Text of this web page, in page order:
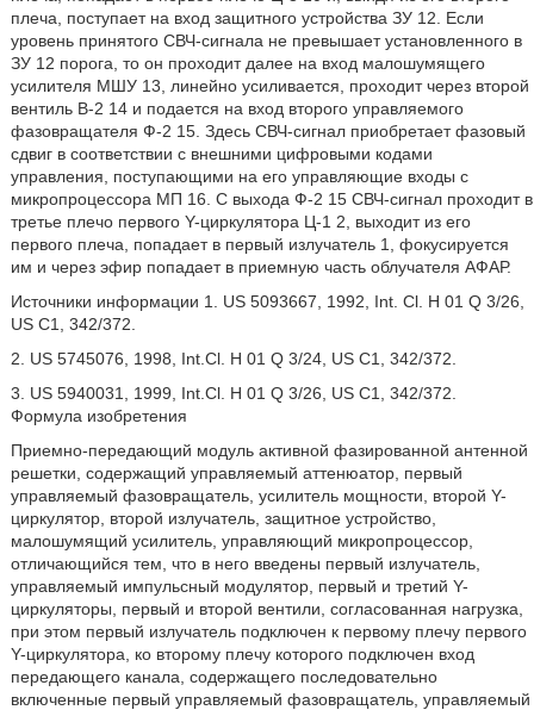
плеча, поступает на вход защитного устройства ЗУ 12. Если
уровень принятого СВЧ-сигнала не превышает установленного в
ЗУ 12 порога, то он проходит далее на вход малошумящего
усилителя МШУ 13, линейно усиливается, проходит через второй
вентиль В-2 14 и подается на вход второго управляемого
фазовращателя Ф-2 15. Здесь СВЧ-сигнал приобретает фазовый
сдвиг в соответствии с внешними цифровыми кодами
управления, поступающими на его управляющие входы с
микропроцессора МП 16. С выхода Ф-2 15 СВЧ-сигнал проходит в
третье плечо первого Y-циркулятора Ц-1 2, выходит из его
первого плеча, попадает в первый излучатель 1, фокусируется
им и через эфир попадает в приемную часть облучателя АФАР.
Источники информации 1. US 5093667, 1992, Int. Cl. H 01 Q 3/26,
US C1, 342/372.
2. US 5745076, 1998, Int.Cl. H 01 Q 3/24, US C1, 342/372.
3. US 5940031, 1999, Int.Cl. H 01 Q 3/26, US C1, 342/372.
Формула изобретения
Приемно-передающий модуль активной фазированной антенной
решетки, содержащий управляемый аттенюатор, первый
управляемый фазовращатель, усилитель мощности, второй Y-
циркулятор, второй излучатель, защитное устройство,
малошумящий усилитель, управляющий микропроцессор,
отличающийся тем, что в него введены первый излучатель,
управляемый импульсный модулятор, первый и третий Y-
циркуляторы, первый и второй вентили, согласованная нагрузка,
при этом первый излучатель подключен к первому плечу первого
Y-циркулятора, ко второму плечу которого подключен вход
передающего канала, содержащего последовательно
включенные первый управляемый фазовращатель, управляемый